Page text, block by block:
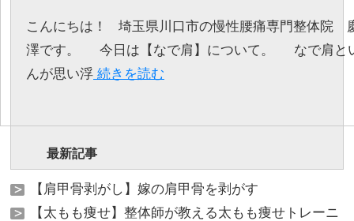
こんにちは！ 埼玉県川口市の慢性腰痛専門整体院
澤です。 今日は【なで肩】について。 なで肩と
んが思い浮 続きを読む
最新記事
【肩甲骨剥がし】嫁の肩甲骨を剥がす
【太もも痩せ】整体師が教える太もも痩せトレーニ